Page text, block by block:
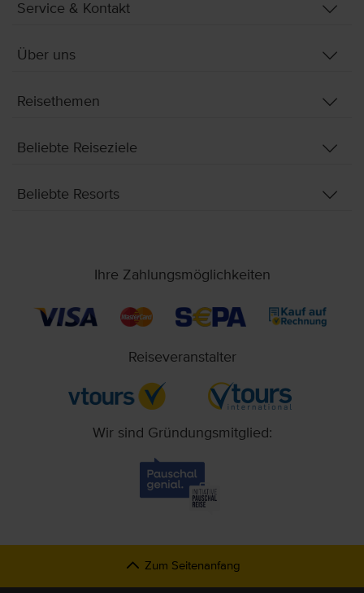
Service & Kontakt
Über uns
Reisethemen
Beliebte Reiseziele
Beliebte Resorts
Ihre Zahlungsmöglichkeiten
Reiseveranstalter
Wir sind Gründungsmitglied:
Zum Seitenanfang